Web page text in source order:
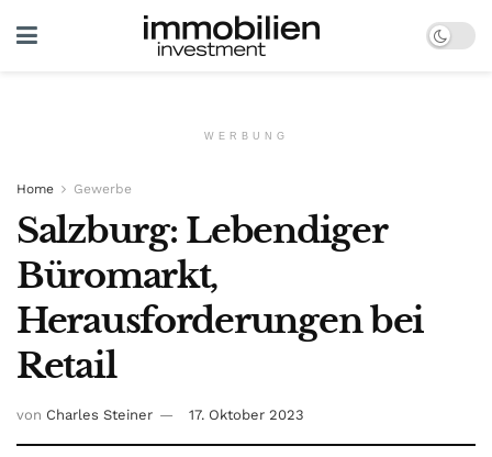
WERBUNG
Home Gewerbe
Salzburg: Lebendiger
Büromarkt,
Herausforderungen bei
Retail
von Charles Steiner 17. Oktober 2023